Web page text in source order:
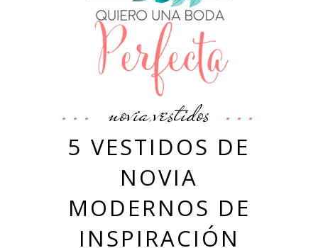
novia,vestidos
5 VESTIDOS DE
NOVIA
MODERNOS DE
INSPIRACIÓN